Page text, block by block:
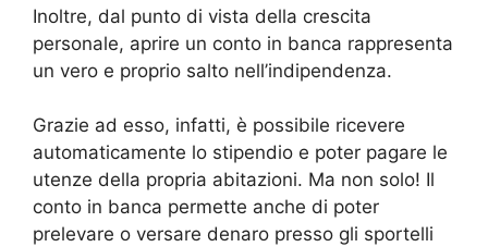
Inoltre, dal punto di vista della crescita
personale, aprire un conto in banca rappresenta
un vero e proprio salto nell’indipendenza.
Grazie ad esso, infatti, è possibile ricevere
automaticamente lo stipendio e poter pagare le
utenze della propria abitazioni. Ma non solo! Il
conto in banca permette anche di poter
prelevare o versare denaro presso gli sportelli